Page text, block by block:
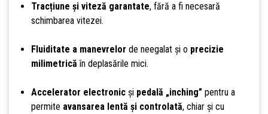
Tracțiune și viteză garantate, fără a fi necesară
schimbarea vitezei.
Fluiditate a manevrelor de neegalat și o precizie
milimetrică în deplasările mici.
Accelerator electronicși pedală „inching” pentru a
permite avansarea lentă și controlată, chiar și cu